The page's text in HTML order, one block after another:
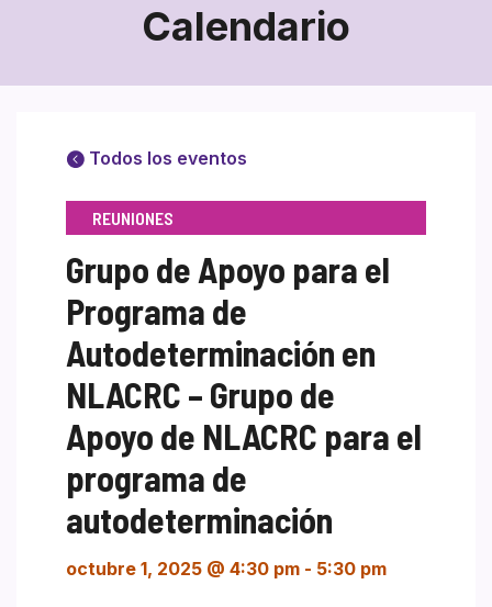
Calendario
Todos los eventos
REUNIONES
Grupo de Apoyo para el
Programa de
Autodeterminación en
NLACRC – Grupo de
Apoyo de NLACRC para el
programa de
autodeterminación
octubre 1, 2025 @ 4:30 pm - 5:30 pm